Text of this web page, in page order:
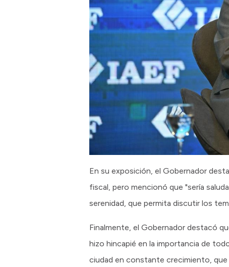
En su exposición, el Gobernador
fiscal, pero mencionó que "sería
serenidad, que permita discutir los
Finalmente, el Gobernador destacó
hizo hincapié en la importancia de
ciudad en constante crecimiento, que